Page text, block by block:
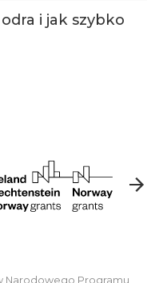
i jak szybko
Narodowego Programu